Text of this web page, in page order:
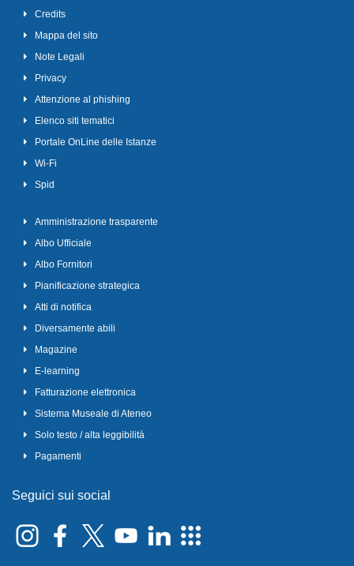
Credits
Mappa del sito
Note Legali
Privacy
Attenzione al phishing
Elenco siti tematici
Portale OnLine delle Istanze
Wi-Fi
Spid
Amministrazione trasparente
Albo Ufficiale
Albo Fornitori
Pianificazione strategica
Atti di notifica
Diversamente abili
Magazine
E-learning
Fatturazione elettronica
Sistema Museale di Ateneo
Solo testo / alta leggibilità
Pagamenti
Seguici sui social